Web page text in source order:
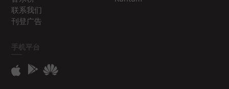
联系我们
刊登广告
手机平台